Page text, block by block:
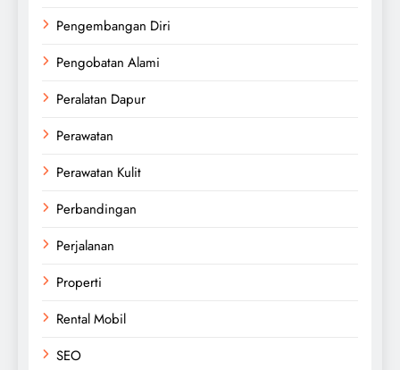
Pengembangan Diri
Pengobatan Alami
Peralatan Dapur
Perawatan
Perawatan Kulit
Perbandingan
Perjalanan
Properti
Rental Mobil
SEO